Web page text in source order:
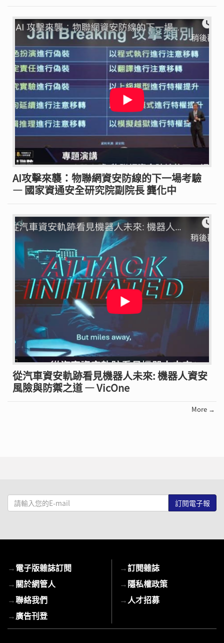
AI攻擊來襲：物聯網資安防線的下一場考驗
— 國家資通安全研究院副院長 龔化中
從汽車資安軌跡看見機器人未來: 機器人資安
風險與防禦之道 — VicOne
More →
請
輸
mail
→電子版雜誌訂閱
→關於網管人
→聯絡我們
→廣告刊登
→訂閱雜誌
→隱私權政策
→ 人才招募